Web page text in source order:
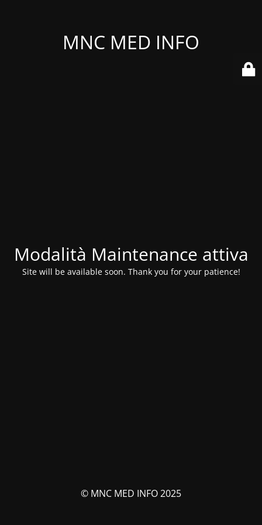
MNC MED INFO
Modalità Maintenance attiva
Site will be available soon. Thank you for your patience!
© MNC MED INFO 2025